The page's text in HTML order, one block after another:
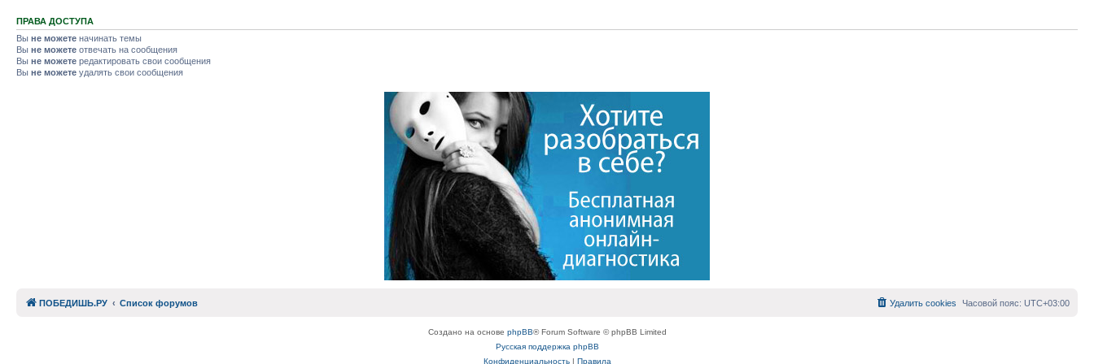
ПРАВА ДОСТУПА
Вы не можете начинать темы
Вы не можете отвечать на сообщения
Вы не можете редактировать свои сообщения
Вы не можете удалять свои сообщения
ПОБЕДИШЬ.РУ Список форумов Часовой пояс: UTC+03:00
Удалить cookies
Создано на основе phpBB® Forum Software © phpBB Limited
Русская поддержка phpBB
Конфиденциальность| Правила